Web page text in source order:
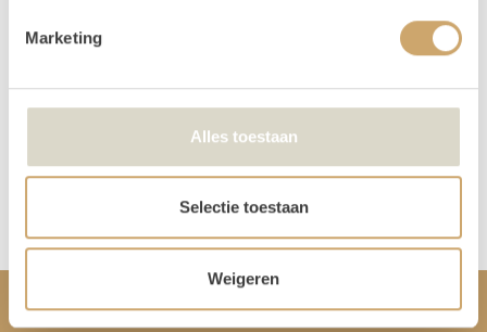
Marketing
Alles toestaan
Selectie toestaan
Weigeren
verhuurchauffeurs rijden niet op zaterdag of zondag en we zijn dan ook
niet in de loods aanwezig voor het ophalen of terugbrengen van de
Meer lezen over hoe het in zijn werk gaat?Dat lees je hier!
Disclaimer: Dit product is een verhuurproduct en kan gebruikssporen bevatten zoals krassen, deuken
of vlekken. We doen ons best de items zo netjes mogelijk bij je af te leveren.
CONTACT